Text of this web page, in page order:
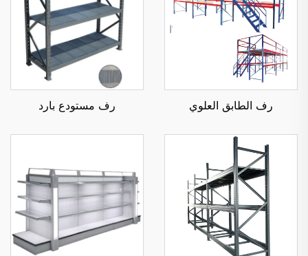
رف الطابق العلوي رف مستودع بارد